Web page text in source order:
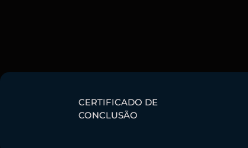
CERTIFICADO DE
CONCLUSÃO